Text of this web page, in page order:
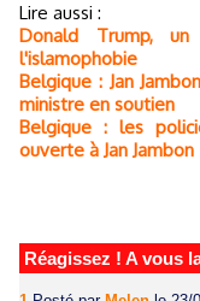
Lire aussi :
Donald Trump,
l'islamophobie
Belgique : Jan
ministre en soutien
Belgique : les
ouverte à Jan Jambon
Réagissez ! A vous